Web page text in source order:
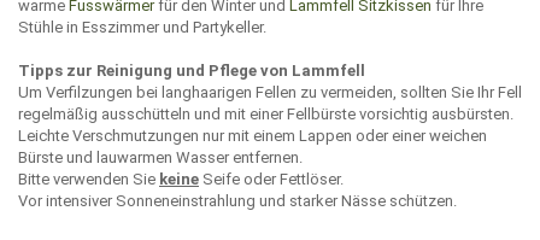
warme Fusswärmerfür den Winter und Lammfell Sitzkissen für Ihre
Stühle in Esszimmer und Partykeller.
Tipps zur Reinigung und Pflege von Lammfell
Um Verfilzungen bei langhaarigen Fellen zu vermeiden, sollten Sie Ihr Fell
regelmäßig ausschütteln und mit einer Fellbürste vorsichtig ausbürsten.
Leichte Verschmutzungen nur mit einem Lappen oder einer weichen
Bürste und lauwarmen Wasser entfernen.
Bitte verwenden Sie keine Seife oder Fettlöser.
Vor intensiver Sonneneinstrahlung und starker Nässe schützen.